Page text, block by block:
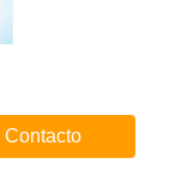
Contacto